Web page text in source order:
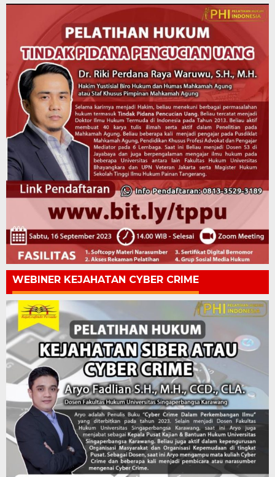
WEBINER KEJAHATAN CYBER CRIME